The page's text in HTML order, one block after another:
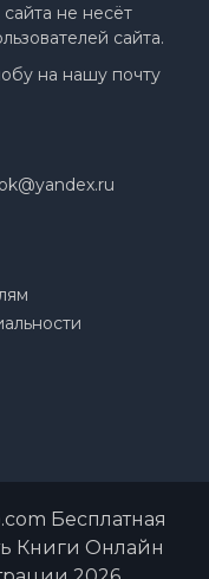
не несёт
сайта.
на нашу почту
Бесплатная
Книги Онлайн